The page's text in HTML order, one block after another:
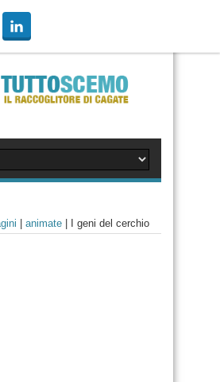
animate I geni del cerchio